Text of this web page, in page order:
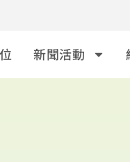
新聞活動